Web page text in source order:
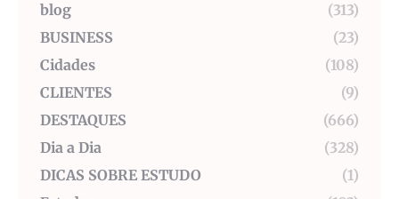
blog
(313)
BUSINESS
(23)
Cidades
(108)
CLIENTES
(9)
DESTAQUES
(666)
Dia a Dia
(328)
DICAS SOBRE ESTUDO
(1)